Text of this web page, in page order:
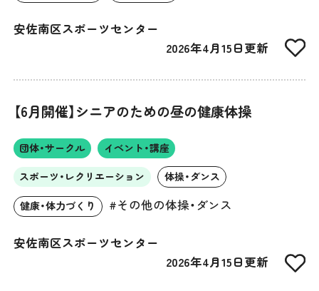
安佐南区スポーツセンター
2026年4月15日更新
【6月開催】シニアのための昼の健康体操
団体・サークル イベント・講座
スポーツ・レクリエーション 体操・ダンス
健康・体力づくり #その他の体操・ダンス
安佐南区スポーツセンター
2026年4月15日更新